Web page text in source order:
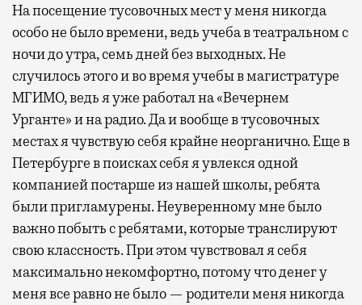
На посещение тусовочных мест у меня никогда
особо не было времени, ведь учеба в театральном с
ночи до утра, семь дней без выходных. Не
случилось этого и во время учебы в магистратуре
МГИМО, ведь я уже работал на «Вечернем
Урганте» и на радио. Да и вообще в тусовочных
местах я чувствую себя крайне неорганично. Еще в
Петербурге в поисках себя я увлекся одной
компанией постарше из нашей школы, ребята
были пригламурены. Неуверенному мне было
важно побыть с ребятами, которые транслируют
свою классность. При этом чувствовал я себя
максимально некомфортно, потому что денег у
меня все равно не было — родители меня никогда